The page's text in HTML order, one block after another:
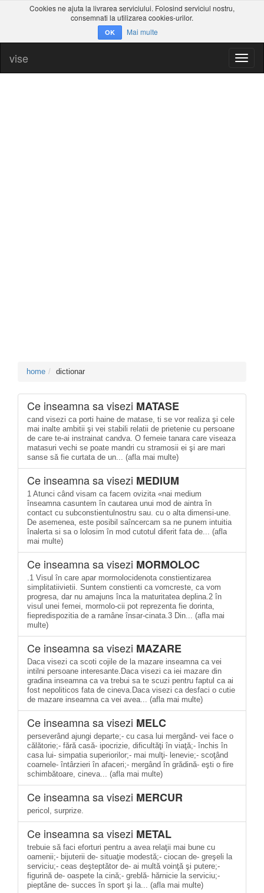
Cookies ne ajuta la livrarea serviciului. Folosind serviciul nostru,
consemnati la utilizarea cookies-urilor.
OK Mai multe
vise
home dictionar
Ce inseamna sa visezi MATASE
cand visezi ca porti haine de matase, ti se vor realiza şi cele
mai inalte ambitii şi vei stabili relatii de prietenie cu persoane
de care te-ai instrainat candva. O femeie tanara care viseaza
matasuri vechi se poate mandri cu stramosii ei şi are mari
sanse să fie curtata de un... (afla mai multe)
Ce inseamna sa visezi MEDIUM
1 Atunci când visam ca facem ovizita «nai medium
înseamna casuntem în cautarea unui mod de aintra în
contact cu subconstientulnostru sau. cu o alta dimensi-une.
De asemenea, este posibil saîncercam sa ne punem intuitia
înalerta si sa o lolosim în mod cutotul diferit fata de... (afla
mai multe)
Ce inseamna sa visezi MORMOLOC
.1 Visul în care apar mormolocidenota constientizarea
simplitatiivietii. Suntem constienti ca vomcreste, ca vom
progresa, dar nu amajuns înca la maturitatea deplina.2 în
visul unei femei, mormolo-cii pot reprezenta fie dorinta,
fiepredispozitia de a ramâne însar-cinata.3 Din... (afla mai
multe)
Ce inseamna sa visezi MAZARE
Daca visezi ca scoti cojile de la mazare inseamna ca vei
intilni persoane interesante.Daca visezi ca iei mazare din
gradina inseamna ca va trebui sa te scuzi pentru faptul ca ai
fost nepoliticos fata de cineva.Daca visezi ca desfaci o cutie
de mazare inseamna ca vei avea... (afla mai multe)
Ce inseamna sa visezi MELC
perseverând ajungi departe;- cu casa lui mergând- vei face o
călătorie;- fără casă- ipocrizie, dificultăţi în viaţă;- închis în
casa lui- simpatia superiorilor;- mai mulţi- lenevie;- scoţând
coarnele- întârzieri în afaceri;- mergând în grădină- eşti o fire
schimbătoare, cineva... (afla mai multe)
Ce inseamna sa visezi MERCUR
pericol, surprize.
Ce inseamna sa visezi METAL
trebuie să faci eforturi pentru a avea relaţii mai bune cu
oamenii;- bijuterii de- situaţie modestă;- ciocan de- greşeli la
serviciu;- ceas deşteptător de- ai multă voinţă şi putere;-
figurină de- oaspete la cină;- greblă- hărnicie la serviciu;-
pieptăne de- succes în sport şi la... (afla mai multe)